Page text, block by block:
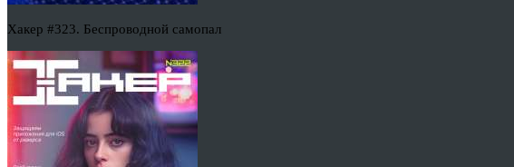
Хакер #323. Беспроводной самопал